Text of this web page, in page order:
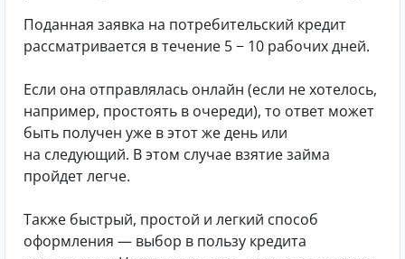
Поданная заявка на потребительский кредит
рассматривается в течение 5 − 10 рабочих дней.
Если она отправлялась онлайн (если не хотелось,
например, простоять в очереди), то ответ может
быть получен уже в этот же день или
на следующий. В этом случае взятие займа
пройдет легче.
Также быстрый, простой и легкий способ
оформления — выбор в пользу кредита